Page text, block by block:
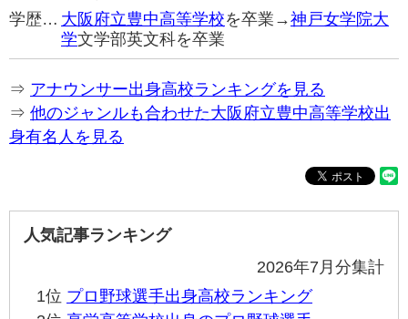
学歴… 大阪府立豊中高等学校を卒業→神戸女学院大
学文学部英文科を卒業
⇒ アナウンサー出身高校ランキングを見る
⇒ 他のジャンルも合わせた大阪府立豊中高等学校出
身有名人を見る
人気記事ランキング
2026年7月分集計
1位 プロ野球選手出身高校ランキング